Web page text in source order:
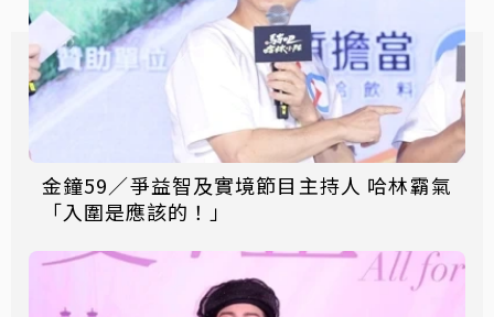
金鐘59／爭益智及實境節目主持人 哈林霸氣
「入圍是應該的！」